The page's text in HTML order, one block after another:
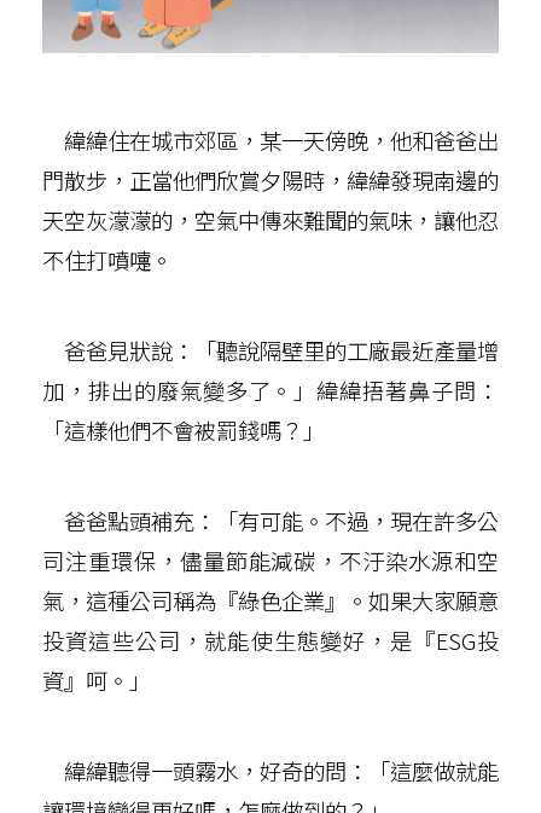
緯緯住在城市郊區，某一天傍晚，他和爸爸出
門散步，正當他們欣賞夕陽時，緯緯發現南邊的
天空灰濛濛的，空氣中傳來難聞的氣味，讓他忍
不住打噴嚏。
爸爸見狀說：「聽說隔壁里的工廠最近產量增
加，排出的廢氣變多了。」緯緯捂著鼻子問：
「這樣他們不會被罰錢嗎？」
爸爸點頭補充：「有可能。不過，現在許多公
司注重環保，儘量節能減碳，不汙染水源和空
氣，這種公司稱為『綠色企業』。如果大家願意
投資這些公司，就能使生態變好，是『ESG投
資』呵。」
緯緯聽得一頭霧水，好奇的問：「這麼做就能